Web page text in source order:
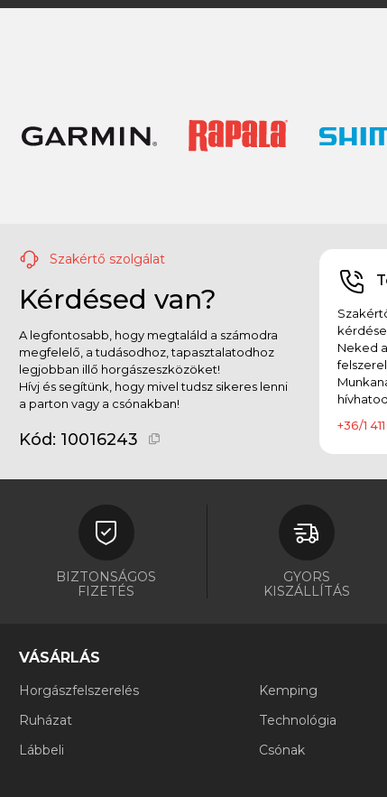
Szakértő szolgálat
Kérdésed van?
A legfontosabb, hogy megtaláld a számodra
megfelelő, a tudásodhoz, tapasztalatodhoz
legjobban illő horgászeszközöket!
Hívj és segítünk, hogy mivel tudsz sikeres lenni
a parton vagy a csónakban!
Kód: 10016243
Neked
+36/1
BIZTONSÁGOS
FIZETÉS
GYORS
KISZÁLLÍTÁS
VÁSÁRLÁS
Horgászfelszerelés
Ruházat
Lábbeli
Kemping
Technológia
Csónak